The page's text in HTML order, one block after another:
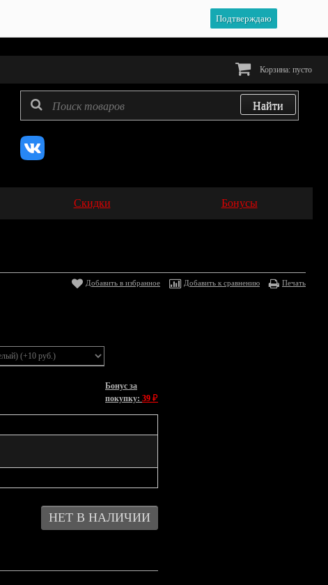
Подтверждаю
Корзина: пусто
Скидки Бонусы
Добавить в избранное Добавить к сравнению Печать
Бонус за
покупку: 39 ₽